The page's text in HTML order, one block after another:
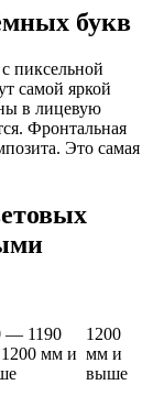
букв
пиксельной
самой яркой
в лицевую
Фронтальная
Это самая
— 1190
мм и
1200
мм и
выше